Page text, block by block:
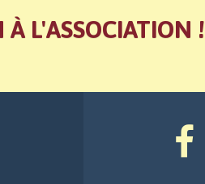
L'ASSOCIATION !